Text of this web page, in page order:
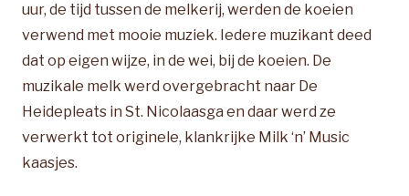
uur, de tijd tussen de melkerij, werden de koeien
verwend met mooie muziek. Iedere muzikant deed
dat op eigen wijze, in de wei, bij de koeien. De
muzikale melk werd overgebracht naar De
Heidepleats in St. Nicolaasga en daar werd ze
verwerkt tot originele, klankrijke Milk ‘n’ Music
kaasjes.